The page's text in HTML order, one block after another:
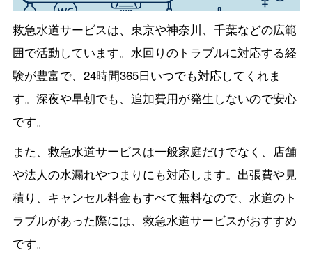
救急水道サービスは、東京や神奈川、千葉などの広範
囲で活動しています。水回りのトラブルに対応する経
験が豊富で、24時間365日いつでも対応してくれま
す。深夜や早朝でも、追加費用が発生しないので安心
です。
また、救急水道サービスは一般家庭だけでなく、店舗
や法人の水漏れやつまりにも対応します。出張費や見
積り、キャンセル料金もすべて無料なので、水道のト
ラブルがあった際には、救急水道サービスがおすすめ
です。